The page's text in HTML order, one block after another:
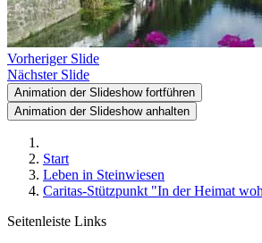
Vorheriger Slide
Nächster Slide
Animation der Slideshow fortführen
Animation der Slideshow anhalten
Start
Leben in Steinwiesen
Caritas-Stützpunkt "In der Heimat
Seitenleiste Links